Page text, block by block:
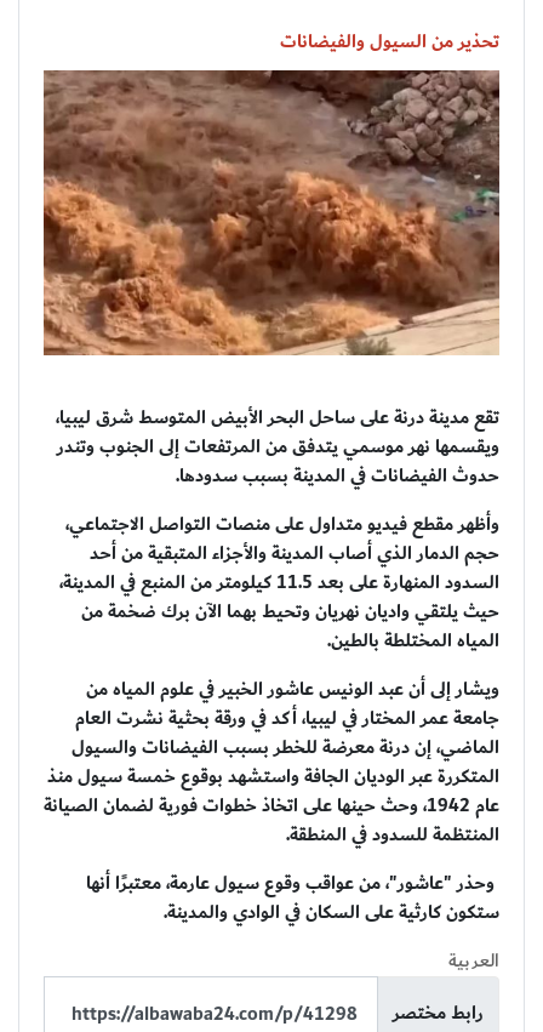
تحذير من السيول والفيضانات
تقع مدينة درنة على ساحل البحر الأبيض المتوسط ​​شرق ليبيا،
ويقسمها نهر موسمي يتدفق من المرتفعات إلى الجنوب وتندر
حدوث الفيضانات في المدينة بسبب سدودها.
وأظهر مقطع فيديو متداول على منصات التواصل الاجتماعي،
حجم الدمار الذي أصاب المدينة والأجزاء المتبقية من أحد
السدود المنهارة على بعد 11.5 كيلومتر من المنبع في المدينة،
حيث يلتقي واديان نهريان وتحيط بهما الآن برك ضخمة من
المياه المختلطة بالطين.
ويشار إلى أن عبد الونيس عاشور الخبير في علوم المياه من
جامعة عمر المختار في ليبيا، أكد في ورقة بحثية نشرت العام
الماضي، إن درنة معرضة للخطر بسبب الفيضانات والسيول
المتكررة عبر الوديان الجافة واستشهد بوقوع خمسة سيول منذ
عام 1942، وحث حينها على اتخاذ خطوات فورية لضمان الصيانة
المنتظمة للسدود في المنطقة.
وحذر "عاشور"، من عواقب وقوع سيول عارمة، معتبرًا أنها
ستكون كارثية على السكان في الوادي والمدينة.
العربية
رابط مختصر